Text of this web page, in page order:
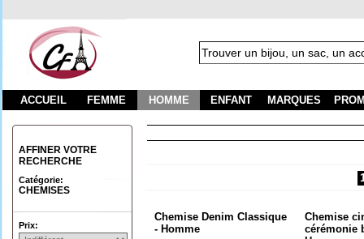
ACCUEIL FEMME HOMME ENFANT MARQUES
AFFINER VOTRE
RECHERCHE
Catégorie:
CHEMISES
Prix:
Chemise Denim Classique
- Homme
Chemise
cérémonie